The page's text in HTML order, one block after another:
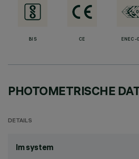
BIS CE ENEC-
PHOTOMETRISCHE
DETAILS
lm system